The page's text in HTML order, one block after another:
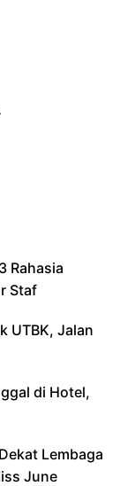
Rahasia
Staf
UTBK, Jalan
di Hotel,
Lembaga
June